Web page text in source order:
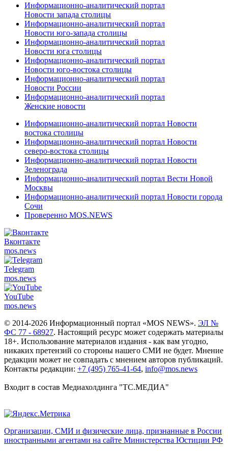
Информационно-аналитический портал
Новости запада столицы
Информационно-аналитический портал
Новости юго-запада столицы
Информационно-аналитический портал
Новости юга столицы
Информационно-аналитический портал
Новости юго-востока столицы
Информационно-аналитический портал
Новости России
Информационно-аналитический портал
Женские новости
Информационно-аналитический портал Новости
востока столицы
Информационно-аналитический портал Новости
северо-востока столицы
Информационно-аналитический портал Новости
Зеленограда
Информационно-аналитический портал Вести Новой
Москвы
Информационно-аналитический портал Новости города
Сочи
Проверенно MOS.NEWS
Вконтакте
mos.news
Telegram
mos.news
YouTube
mos.news
© 2014-2026 Информационный портал «MOS NEWS». ЭЛ №
ФС 77 - 68927. Настоящий ресурс может содержать материалы
18+. Использование материалов издания - как вам угодно,
никаких претензий со стороны нашего СМИ не будет. Мнение
редакции может не совпадать с мнением авторов публикаций.
Контакты редакции: +7 (495) 765-41-64, info@mos.news
Входит в состав Медиахолдинга "ТС.МЕДИА"
Организации, СМИ и физические лица, признанные в России
иностранными агентами на сайте Министерства Юстиции РФ